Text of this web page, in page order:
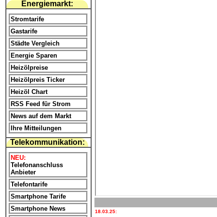
Energiemarkt:
Stromtarife
Gastarife
Städte Vergleich
Energie Sparen
Heizölpreise
Heizölpreis Ticker
Heizöl Chart
RSS Feed für Strom
News auf dem Markt
Ihre Mitteilungen
Telekommunikation:
NEU:
Telefonanschluss
Anbieter
Telefontarife
Smartphone Tarife
Smartphone News
18.03.25: